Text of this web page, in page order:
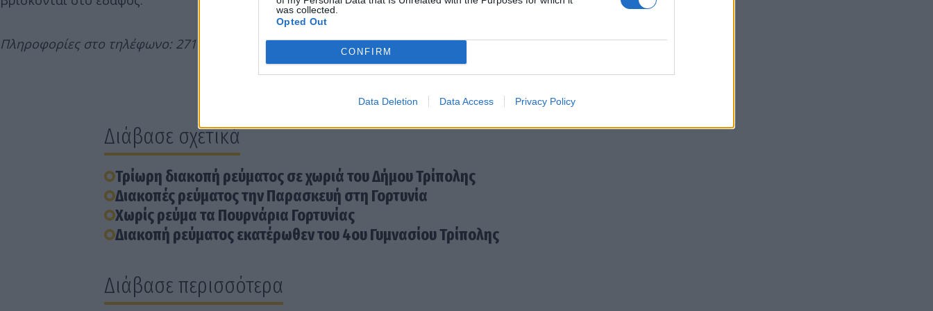
was collected.
Opted Out
CONFIRM
Data Deletion Data Access Privacy Policy
Πληροφορίες στο τηλέφωνο: 2710 / 373500 (Επιλογή 4).
Διάβασε σχετικά
Τρίωρη διακοπή ρεύματος σε χωριά του Δήμου Τρίπολης
Διακοπές ρεύματος την Παρασκευή στη Γορτυνία
Χωρίς ρεύμα τα Πουρνάρια Γορτυνίας
Διακοπή ρεύματος εκατέρωθεν του 4ου Γυμνασίου Τρίπολης
Διάβασε περισσότερα